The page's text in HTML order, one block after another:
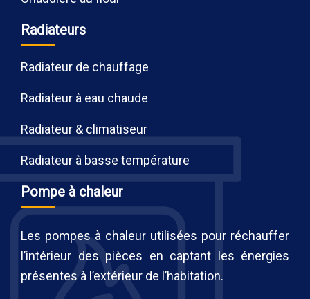
Radiateurs
Radiateur de chauffage
Radiateur à eau chaude
Radiateur & climatiseur
Radiateur à basse température
Pompe à chaleur
Les pompes à chaleur utilisées pour réchauffer
l’intérieur des pièces en captant les énergies
présentes à l’extérieur de l’habitation.